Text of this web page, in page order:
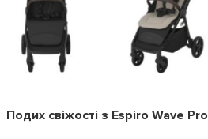
Подих свіжості з Espiro Wave Pro